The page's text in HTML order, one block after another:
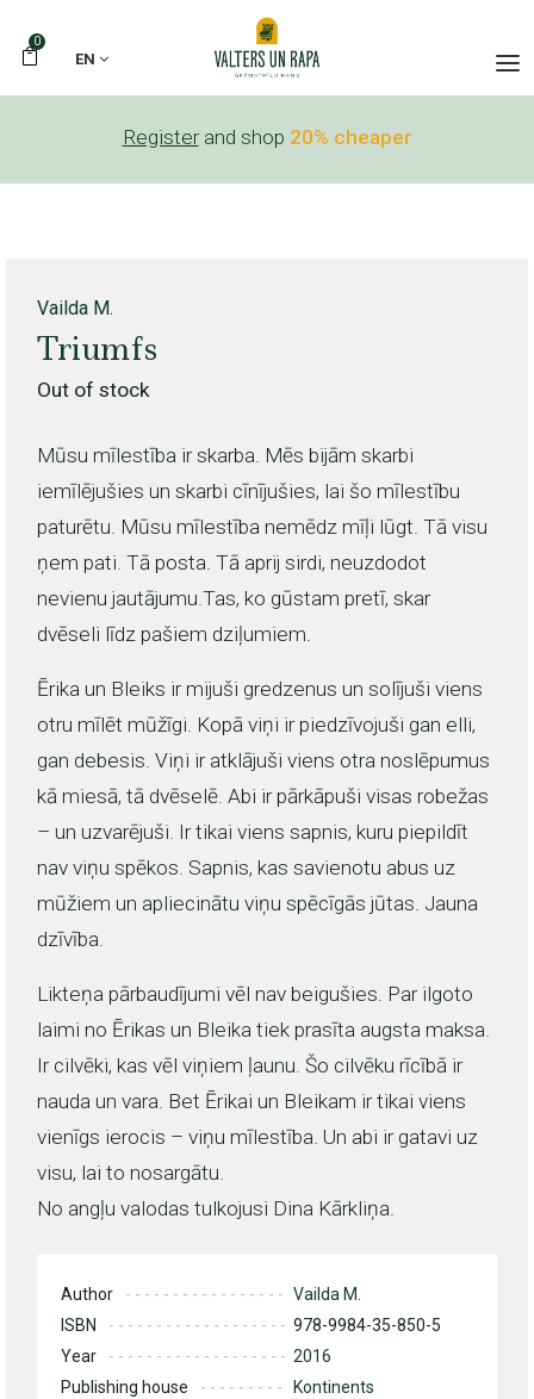
0
EN
Register and shop 20% cheaper
Vailda M.
Triumfs
Out of stock
Mūsu mīlestība ir skarba. Mēs bijām skarbi
iemīlējušies un skarbi cīnījušies, lai šo mīlestību
paturētu. Mūsu mīlestība nemēdz mīļi lūgt. Tā visu
ņem pati. Tā posta. Tā aprij sirdi, neuzdodot
nevienu jautājumu.Tas, ko gūstam pretī, skar
dvēseli līdz pašiem dziļumiem.
Ērika un Bleiks ir mijuši gredzenus un solījuši viens
otru mīlēt mūžīgi. Kopā viņi ir piedzīvojuši gan elli,
gan debesis. Viņi ir atklājuši viens otra noslēpumus
kā miesā, tā dvēselē. Abi ir pārkāpuši visas robežas
– un uzvarējuši. Ir tikai viens sapnis, kuru piepildīt
nav viņu spēkos. Sapnis, kas savienotu abus uz
mūžiem un apliecinātu viņu spēcīgās jūtas. Jauna
dzīvība.
Likteņa pārbaudījumi vēl nav beigušies. Par ilgoto
laimi no Ērikas un Bleika tiek prasīta augsta maksa.
Ir cilvēki, kas vēl viņiem ļaunu. Šo cilvēku rīcībā ir
nauda un vara. Bet Ērikai un Bleikam ir tikai viens
vienīgs ierocis – viņu mīlestība. Un abi ir gatavi uz
visu, lai to nosargātu.
No angļu valodas tulkojusi Dina Kārkliņa.
Author
Vailda M.
ISBN
978-9984-35-850-5
Year
2016
Publishing house
Kontinents